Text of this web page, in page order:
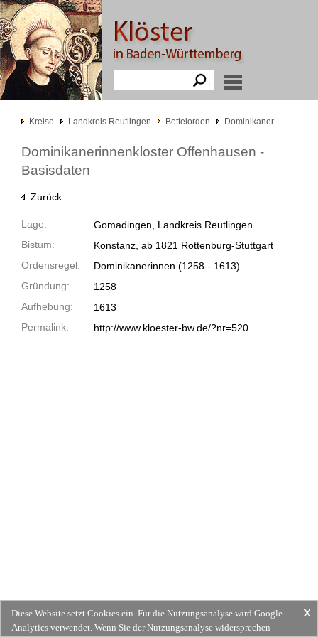
Kreise Landkreis Reutlingen Bettelorden Dominikaner
Dominikanerinnenkloster Offenhausen -
Basisdaten
Zurück
Lage:
Gomadingen, Landkreis Reutlingen
Bistum:
Konstanz, ab 1821 Rottenburg-Stuttgart
Ordensregel:
Dominikanerinnen (1258 - 1613)
Gründung:
1258
Aufhebung:
1613
Permalink:
http://www.kloester-bw.de/?nr=520
Diese Website setzt Cookies ein. Für die Nutzungsanalyse wird Google
Analytics verwendet. Wenn Sie der Nutzungsanalyse widersprechen